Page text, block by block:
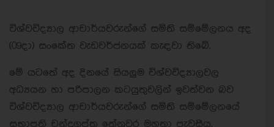
විශ්වවිද්‍යාල ආචාර්යවරුන්ගේ සමිති සම්මේලනය අද
(09දා) සංකේත වැඩවර්ජනයක් කැඳවා තිබේ.
මේ යටතේ අද දිනයේ සියලුම විශ්වවිද්‍යාලවල
අධ්‍යයන හා පරිපාලන කටයුතුවලින් ඉවත්වන බව
විශ්වවිද්‍යාල ආචාර්යවරුන්ගේ සමිති සම්මේලනයේ
සභාපති චන්ද්‍රගුප්ත තේනුවර මහතා පැවසීය.